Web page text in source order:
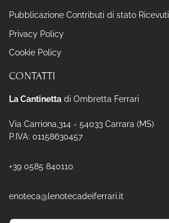
Pubblicazione Contributi di stato Ricevuti
Privacy Policy
Cookie Policy
CONTATTI
La Cantinetta di Ombretta Ferrari
Via Carriona,314 - 54033 Carrara (MS)
P.IVA: 01158630457
+39 0585 840110
enoteca@lenotecadeiferrari.it